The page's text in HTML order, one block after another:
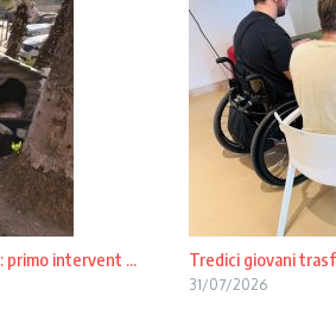
primo intervent ... Tredici giovani
31/07/2026